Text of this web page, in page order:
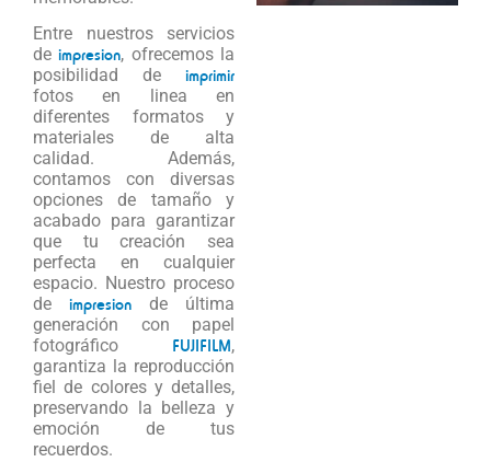
Entre nuestros servicios
deimpresion, ofrecemos la
posibilidad de imprimir
fotos en linea en
diferentes formatos y
materiales de alta
calidad. Además,
contamos con diversas
opciones de tamaño y
acabado para garantizar
que tu creación sea
perfecta en cualquier
espacio. Nuestro proceso
de impresion de última
generación con papel
fotográfico FUJIFILM,
garantiza la reproducción
fiel de colores y detalles,
preservando la belleza y
emoción de tus
recuerdos.